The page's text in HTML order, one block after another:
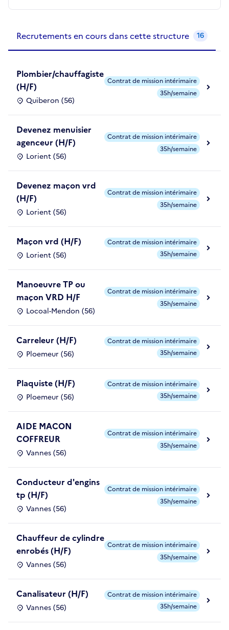
Recrutements en cours dans cette structure 16
Plombier/chauffagiste
(H/F)
Quiberon (56)
Contrat de mission intérimaire
35h/semaine
Devenez menuisier
agenceur (H/F)
Lorient (56)
Contrat de mission intérimaire
35h/semaine
Devenez maçon vrd
(H/F)
Lorient (56)
Contrat de mission intérimaire
35h/semaine
Maçon vrd (H/F)
Lorient (56)
Contrat de mission intérimaire
35h/semaine
Manoeuvre TP ou
maçon VRD H/F
Locoal-Mendon (56)
Contrat de mission intérimaire
35h/semaine
Carreleur (H/F)
Ploemeur (56)
Contrat de mission intérimaire
35h/semaine
Plaquiste (H/F)
Ploemeur (56)
Contrat de mission intérimaire
35h/semaine
AIDE MACON
COFFREUR
Vannes (56)
Contrat de mission intérimaire
35h/semaine
Conducteur d'engins
tp (H/F)
Vannes (56)
Contrat de mission intérimaire
35h/semaine
Chauffeur de cylindre
enrobés (H/F)
Vannes (56)
Contrat de mission intérimaire
35h/semaine
Canalisateur (H/F)
Vannes (56)
Contrat de mission intérimaire
35h/semaine